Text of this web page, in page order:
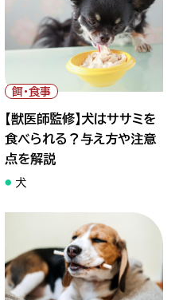
" alt="【獣医師監修】犬はササミ
を食べられる？与え方や注意点
を解説">
餌・食事
【獣医師監修】犬はササミを
食べられる？与え方や注意
点を解説
犬